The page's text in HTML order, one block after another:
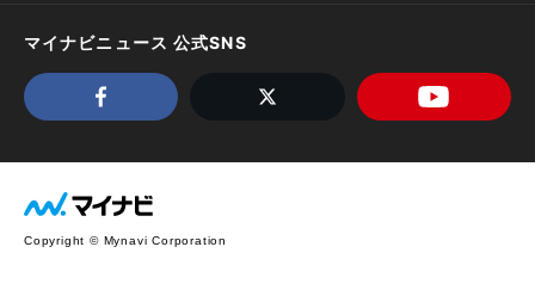
マイナビニュース 公式SNS
Copyright © Mynavi Corporation